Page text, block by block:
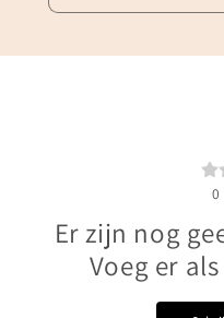
0
Er zijn nog
Voeg er